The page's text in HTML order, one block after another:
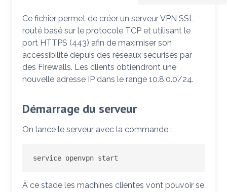
Ce fichier permet de créer un serveur VPN SSL
routé basé sur le protocole TCP et utilisant le
port HTTPS (443) afin de maximiser son
accessibilité depuis des réseaux sécurisés par
des Firewalls. Les clients obtiendront une
nouvelle adresse IP dans le range 10.8.0.0/24.
Démarrage du serveur
On lance le serveur avec la commande :
service openvpn start
À ce stade les machines clientes vont pouvoir se